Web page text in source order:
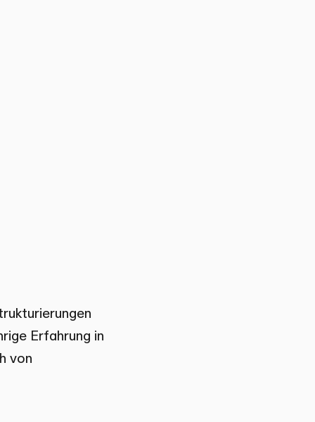
Erfahrung in
von